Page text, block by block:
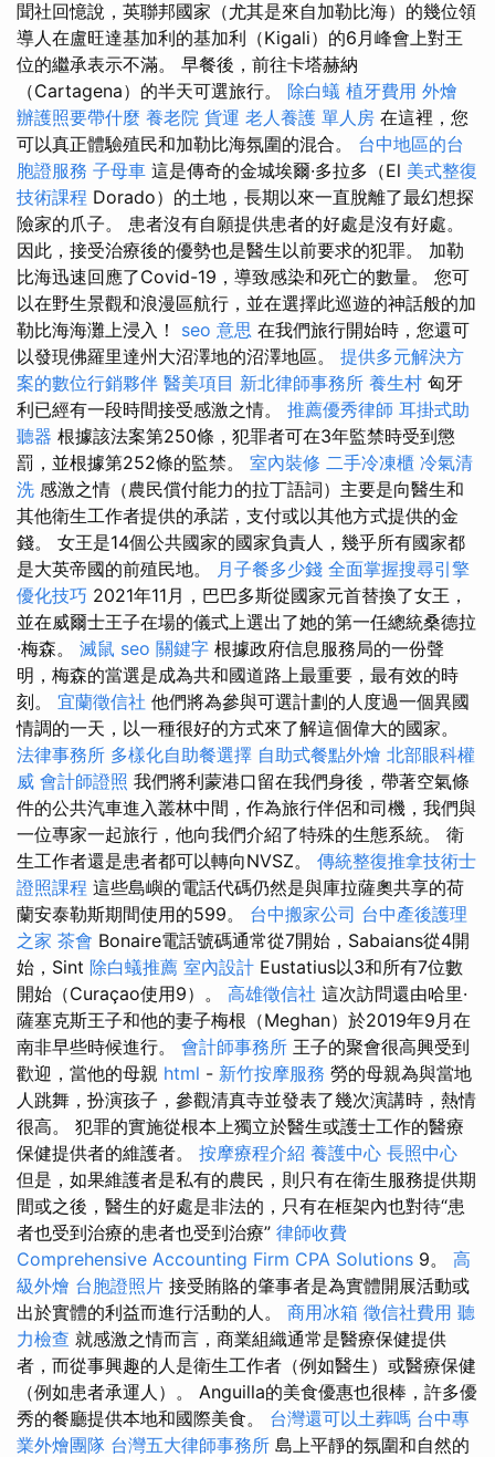
聞社回憶說，英聯邦國家（尤其是來自加勒比海）的幾位領
導人在盧旺達基加利的基加利（Kigali）的6月峰會上對王
位的繼承表示不滿。 早餐後，前往卡塔赫納
（Cartagena）的半天可選旅行。 除白蟻 植牙費用 外燴
辦護照要帶什麼 養老院 貨運 老人養護 單人房 在這裡，您
可以真正體驗殖民和加勒比海氛圍的混合。 台中地區的台
胞證服務 子母車 這是傳奇的金城埃爾·多拉多（El 美式整復
技術課程 Dorado）的土地，長期以來一直脫離了最幻想探
險家的爪子。 患者沒有自願提供患者的好處是沒有好處。
因此，接受治療後的優勢也是醫生以前要求的犯罪。 加勒
比海迅速回應了Covid-19，導致感染和死亡的數量。 您可
以在野生景觀和浪漫區航行，並在選擇此巡遊的神話般的加
勒比海海灘上浸入！ seo 意思 在我們旅行開始時，您還可
以發現佛羅里達州大沼澤地的沼澤地區。 提供多元解決方
案的數位行銷夥伴 醫美項目 新北律師事務所 養生村 匈牙
利已經有一段時間接受感激之情。 推薦優秀律師 耳掛式助
聽器 根據該法案第250條，犯罪者可在3年監禁時受到懲
罰，並根據第252條的監禁。 室內裝修 二手冷凍櫃 冷氣清
洗 感激之情（農民償付能力的拉丁語詞）主要是向醫生和
其他衛生工作者提供的承諾，支付或以其他方式提供的金
錢。 女王是14個公共國家的國家負責人，幾乎所有國家都
是大英帝國的前殖民地。 月子餐多少錢 全面掌握搜尋引擎
優化技巧 2021年11月，巴巴多斯從國家元首替換了女王，
並在威爾士王子在場的儀式上選出了她的第一任總統桑德拉
·梅森。 滅鼠 seo 關鍵字 根據政府信息服務局的一份聲
明，梅森的當選是成為共和國道路上最重要，最有效的時
刻。 宜蘭徵信社 他們將為參與可選計劃的人度過一個異國
情調的一天，以一種很好的方式來了解這個偉大的國家。
法律事務所 多樣化自助餐選擇 自助式餐點外燴 北部眼科權
威 會計師證照 我們將利蒙港口留在我們身後，帶著空氣條
件的公共汽車進入叢林中間，作為旅行伴侶和司機，我們與
一位專家一起旅行，他向我們介紹了特殊的生態系統。 衛
生工作者還是患者都可以轉向NVSZ。 傳統整復推拿技術士
證照課程 這些島嶼的電話代碼仍然是與庫拉薩奧共享的荷
蘭安泰勒斯期間使用的599。 台中搬家公司 台中產後護理
之家 茶會 Bonaire電話號碼通常從7開始，Sabaians從4開
始，Sint 除白蟻推薦 室內設計 Eustatius以3和所有7位數
開始（Curaçao使用9）。 高雄徵信社 這次訪問還由哈里·
薩塞克斯王子和他的妻子梅根（Meghan）於2019年9月在
南非早些時候進行。 會計師事務所 王子的聚會很高興受到
歡迎，當他的母親 html - 新竹按摩服務 勞的母親為與當地
人跳舞，扮演孩子，參觀清真寺並發表了幾次演講時，熱情
很高。 犯罪的實施從根本上獨立於醫生或護士工作的醫療
保健提供者的維護者。 按摩療程介紹 養護中心 長照中心
但是，如果維護者是私有的農民，則只有在衛生服務提供期
間或之後，醫生的好處是非法的，只有在框架內也對待“患
者也受到治療的患者也受到治療” 律師收費
Comprehensive Accounting Firm CPA Solutions 9。 高
級外燴 台胞證照片 接受賄賂的肇事者是為實體開展活動或
出於實體的利益而進行活動的人。 商用冰箱 徵信社費用 聽
力檢查 就感激之情而言，商業組織通常是醫療保健提供
者，而從事興趣的人是衛生工作者（例如醫生）或醫療保健
（例如患者承運人）。 Anguilla的美食優惠也很棒，許多優
秀的餐廳提供本地和國際美食。 台灣還可以土葬嗎 台中專
業外燴團隊 台灣五大律師事務所 島上平靜的氛圍和自然的